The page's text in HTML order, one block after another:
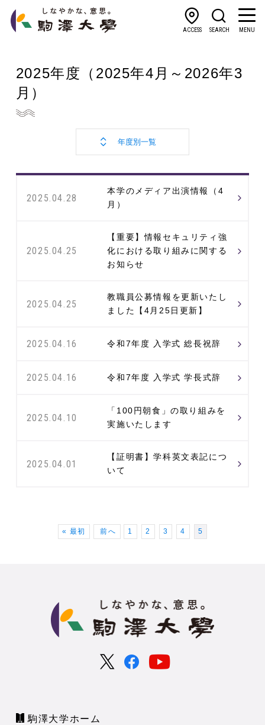
ACCESS SEARCH MENU
2025年度 （2025年4月～2026年3
月）
2025.04.28
本学のメディア出演情報（4
月）
2025.04.25
【重要】情報セキュリティ強
化における取り組みに関する
お知らせ
2025.04.25
教職員公募情報を更新いたし
ました【4月25日更新】
2025.04.16 令和7年度 入学式 総長祝辞
2025.04.16 令和7年度 入学式 学長式辞
2025.04.10
「100円朝食」の取り組みを
実施いたします
2025.04.01
【証明書】学科英文表記につ
いて
« 最初 前へ 1 2 3 4 5
駒澤大学ホーム